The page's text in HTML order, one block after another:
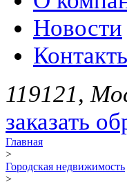
Новости
119121,
заказать
Главная
>
Городская недвижимость
>